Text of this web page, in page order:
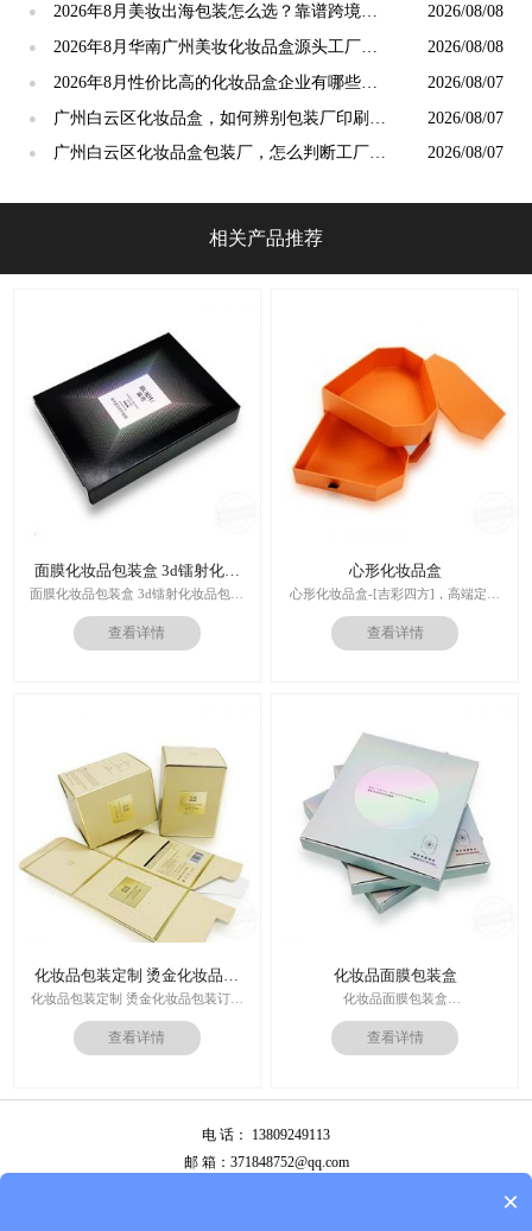
推荐？高性价比源头工厂甄选
●
2026年8月美妆出海包装怎么选？靠谱跨境化
妆品盒定制工厂推荐
2026/08/08
●
2026年8月华南广州美妆化妆品盒源头工厂怎
么选？采购避坑、选型全攻略
2026/08/08
●
2026年8月性价比高的化妆品盒企业有哪些？
广州白云甄选攻略
2026/08/07
●
广州白云区化妆品盒，如何辨别包装厂印刷工
艺水平？2026年8月攻略
2026/08/07
●
广州白云区化妆品盒包装厂，怎么判断工厂生
2026/08/07
相关产品推荐
面膜化妆品包装盒 3d镭射化妆
品包装盒
面膜化妆品包装盒 3d镭射化妆品包装
盒
印刷技术：专色印刷/四色印刷
作日
运输：全球发货，售后无忧
查看详情
心形化妆品盒
心形化妆品盒-[吉彩四方]，高端定制
走心的礼品包装盒
多对1服务,德国SGD技术,3.0创意视觉
设计,实体工厂,德国海德堡7色UV印刷
查看详情
化妆品包装定制 烫金化妆品包
装订做
化妆品包装定制 烫金化妆品包装订做
厂家
印刷技术：专色印刷/四色印刷
后工工艺：烫金/UV/凹凸/浮雕
周期：签订合同确认样板后7-15个工
查看详情
化妆品面膜包装盒
化妆品面膜包装盒
材料：金银卡纸，特种纸
工艺：uv，击凸，烫金
价格：根据材质及工艺、数量报价
作日
查看详情
电 话： 13809249113
邮 箱：371848752@qq.com
×